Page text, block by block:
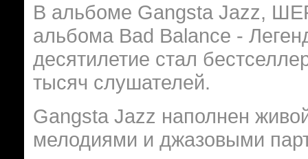
В альбоме Gangsta Jazz,
альбома Bad Balance -
десятилетие стал
тысяч слушателей.
Gangsta Jazz наполнен
мелодиями и джазовыми